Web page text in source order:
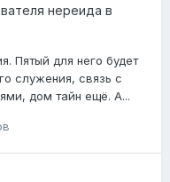
нереида в
Пятый для него будет
служения, связь с
дом тайн ещё. А...